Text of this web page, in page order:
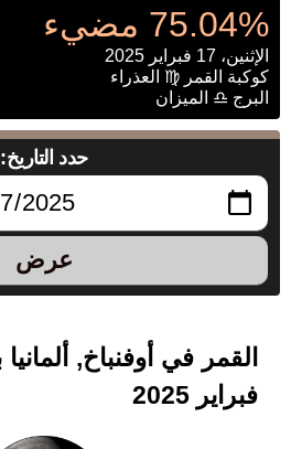
75.04% مضيء
الإثنين، 17 فبراير 2025
كوكبة القمر ♍ العذراء
البرج ♎ الميزان
حدد التاريخ:
عرض
فبراير 2025